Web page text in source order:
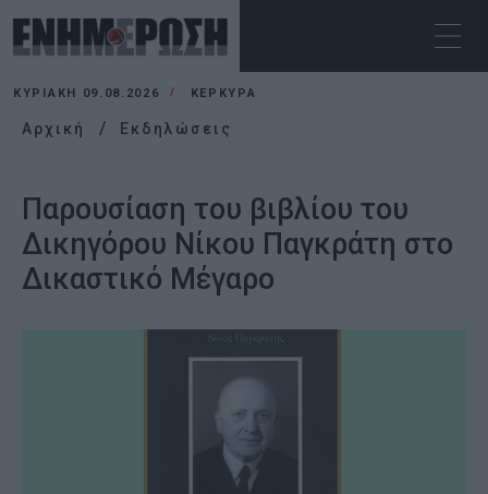
ΚΥΡΙΑΚΉ 09.08.2026 ΚΕΡΚΥΡΑ
Αρχική Εκδηλώσεις
Παρουσίαση του βιβλίου του
Δικηγόρου Νίκου Παγκράτη στο
Δικαστικό Μέγαρο